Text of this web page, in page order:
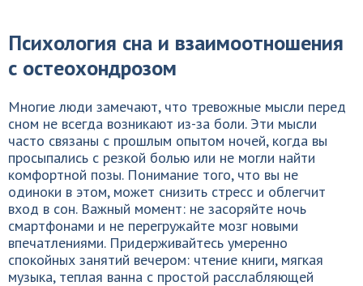
Психология сна и взаимоотношения
с остеохондрозом
Многие люди замечают, что тревожные мысли перед
сном не всегда возникают из-за боли. Эти мысли
часто связаны с прошлым опытом ночей, когда вы
просыпались с резкой болью или не могли найти
комфортной позы. Понимание того, что вы не
одиноки в этом, может снизить стресс и облегчит
вход в сон. Важный момент: не засоряйте ночь
смартфонами и не перегружайте мозг новыми
впечатлениями. Придерживайтесь умеренно
спокойных занятий вечером: чтение книги, мягкая
музыка, теплая ванна с простой расслабляющей